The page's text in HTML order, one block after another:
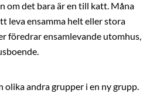
om det bara är en till katt. Måna
leva ensamma helt eller stora
föredrar ensamlevande utomhus,
olika andra grupper i en ny grupp.